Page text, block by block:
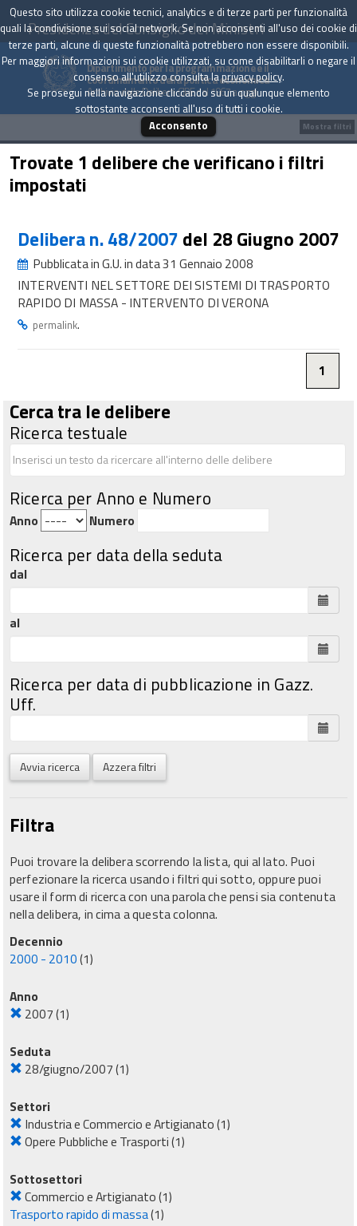
Presidenza del Consiglio dei Ministri
Dipartimento per la programmazione e il
coordinamento della politica economica
Archivio delle Delibere CIPE dal 1967 a oggi
Trovate 1 delibere che verificano i filtri
impostati
Delibera n. 48/2007 del 28 Giugno 2007
Pubblicata in G.U. in data 31 Gennaio 2008
INTERVENTI NEL SETTORE DEI SISTEMI DI TRASPORTO
RAPIDO DI MASSA - INTERVENTO DI VERONA
permalink.
1
Cerca tra le delibere
Ricerca testuale
Ricerca per Anno e Numero
Anno Numero
Ricerca per data della seduta
dal
al
Ricerca per data di pubblicazione in Gazz.
Uff.
Avvia ricerca Azzera filtri
Filtra
Puoi trovare la delibera scorrendo la lista, qui al lato. Puoi
perfezionare la ricerca usando i filtri qui sotto, oppure puoi
usare il form di ricerca con una parola che pensi sia contenuta
nella delibera, in cima a questa colonna.
Decennio
2000 - 2010(1)
Anno
2007(1)
Seduta
28/giugno/2007(1)
Settori
Industria e Commercio e Artigianato(1)
Opere Pubbliche e Trasporti(1)
Sottosettori
Commercio e Artigianato(1)
Trasporto rapido di massa(1)
Mostra filtri
Questo sito utilizza cookie tecnici, analytics e di terze parti per funzionalità
quali la condivisione sui social network. Se non acconsenti all'uso dei cookie di
terze parti, alcune di queste funzionalità potrebbero non essere disponibili.
Per maggiori informazioni sui cookie utilizzati, su come disabilitarli o negare il
consenso all'utilizzo consulta laprivacy policy.
Se prosegui nella navigazione cliccando su un qualunque elemento
sottostante acconsenti all'uso di tutti i cookie.
Acconsento